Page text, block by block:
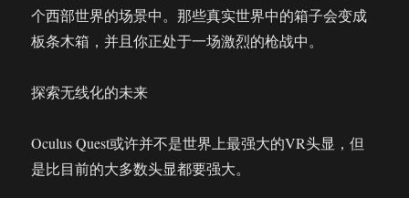
个西部世界的场景中。那些真实世界中的箱子会变成
板条木箱，并且你正处于一场激烈的枪战中。
探索无线化的未来
Oculus Quest或许并不是世界上最强大的VR头显，但
是比目前的大多数头显都要强大。